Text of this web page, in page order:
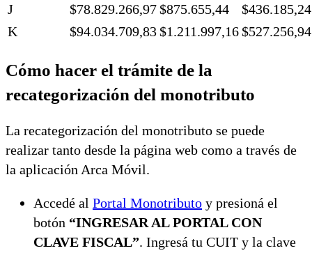
J
$78.829.266,97$875.655,44
$436.185,24
K
$94.034.709,83$1.211.997,16$527.256,94
Cómo hacer el trámite de la
recategorización del monotributo
La recategorización del monotributo se puede
realizar tanto desde la página web como a través de
la aplicación Arca Móvil.
Accedé al Portal Monotributo y presioná el
botón “INGRESAR AL PORTAL CON
CLAVE FISCAL”. Ingresá tu CUIT y la clave